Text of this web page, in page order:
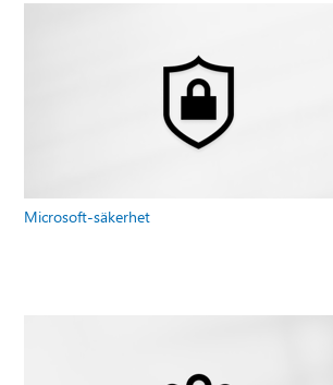
Microsoft-säkerhet